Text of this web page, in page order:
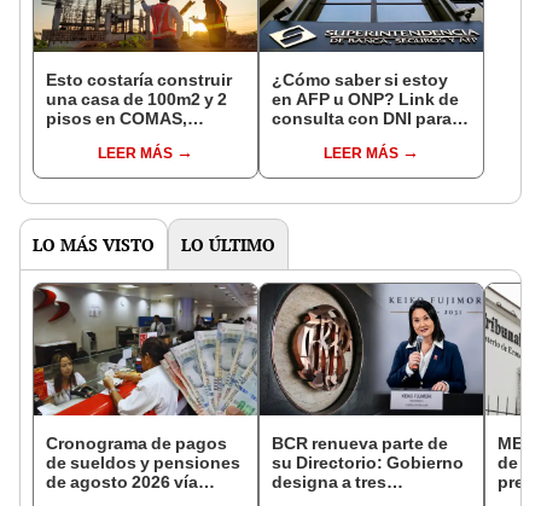
Esto costaría construir
una casa de 100m2 y 2
pisos en COMAS,
distritos de LIMA
NORTE
LEER MÁS
¿Cómo saber si estoy
en AFP u ONP? Link de
consulta con DNI para
pensiones estás
LEER MÁS
LO MÁS VISTO LO ÚLTIMO
Cronograma de pagos
de sueldos y pensiones
de agosto 2026 vía
BCR renueva parte de
su Directorio: Gobierno
designa a tres
MEF
de la